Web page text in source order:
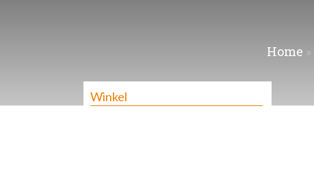
Winkel
Home »